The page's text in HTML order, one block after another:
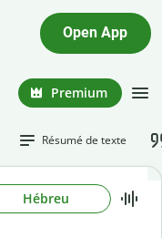
Open App
Premium
Résumé de texte
Hébreu